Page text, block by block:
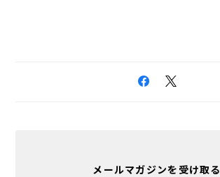
メールマガジンを受け取る